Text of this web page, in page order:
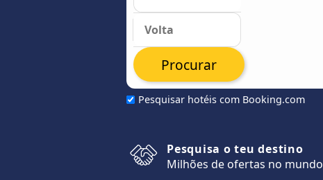
Pesquisar hotéis com Booking.com
Procurar
Pesquisa o teu destino
Milhões de ofertas no mundo